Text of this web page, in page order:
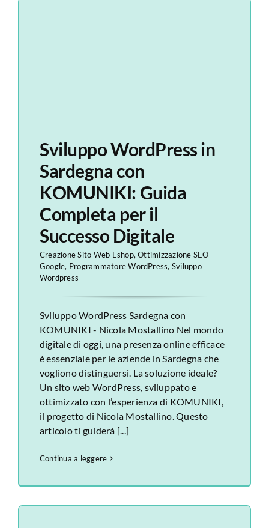
Sviluppo WordPress in
Sardegna con
KOMUNIKI: Guida
Completa per il
Successo Digitale
Creazione Sito Web Eshop,Ottimizzazione SEO
Google, Programmatore WordPress, Sviluppo
Wordpress
Sviluppo WordPress Sardegna con
KOMUNIKI - Nicola Mostallino Nel mondo
digitale di oggi, una presenza online efficace
è essenziale per le aziende in Sardegna che
vogliono distinguersi. La soluzione ideale?
Un sito web WordPress, sviluppato e
ottimizzato con l’esperienza di KOMUNIKI,
il progetto di Nicola Mostallino. Questo
articolo ti guiderà [...]
Continua a leggere